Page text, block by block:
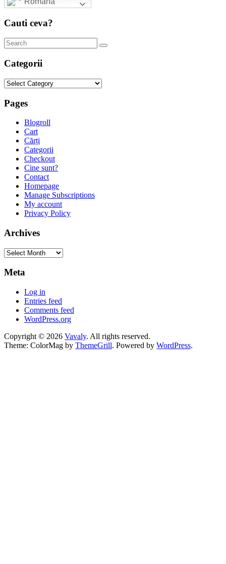
Cauti ceva?
Categorii
Categorii
Pages
Blogroll
Cart
Cărți
Categorii
Checkout
Cine sunt?
Contact
Homepage
Manage Subscriptions
My account
Privacy Policy
Archives
Archives
Meta
Log in
Entries feed
Comments feed
WordPress.org
Copyright © 2026 Vavaly. All rights reserved.
Theme: ColorMag by ThemeGrill. Powered by WordPress.